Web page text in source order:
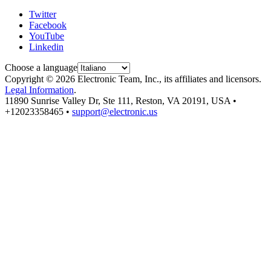
Twitter
Facebook
YouTube
Linkedin
Choose a language
Copyright © 2026 Electronic Team, Inc., its affiliates and licensors.
Legal Information.
11890 Sunrise Valley Dr, Ste 111, Reston, VA 20191, USA •
+12023358465 • support@electronic.us